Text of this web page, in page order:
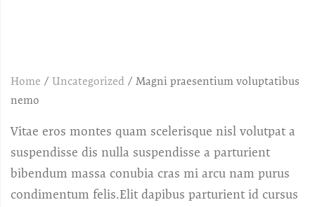
Home / Uncategorized / Magni praesentium voluptatibus
nemo
Vitae eros montes quam scelerisque nisl volutpat a
suspendisse dis nulla suspendisse a parturient
bibendum massa conubia cras mi arcu nam purus
condimentum felis.Elit dapibus parturient id cursus